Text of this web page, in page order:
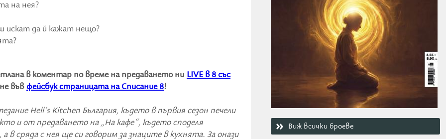
на нея?
искат да й кажат нещо?
в коментар по време на предаването ни LIVE в 8 със
във фейсбук страницата на Списание 8!
Hell’s Kitchen България, където в първия сезон печели
и от предаването на „На кафе“, където споделя
в сряда с нея ще си говорим за знаците в кухнята. За онази
Виж всички броеве